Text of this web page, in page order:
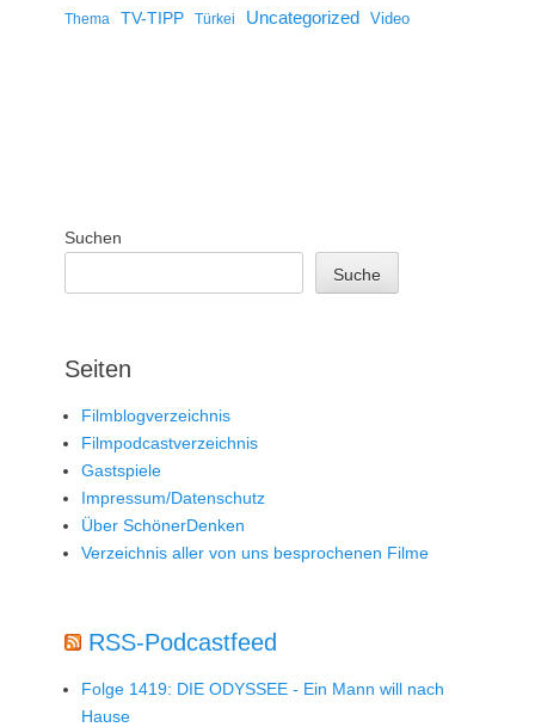
Thema TV-TIPP Türkei Uncategorized Video
Suchen
Suche
Seiten
Filmblogverzeichnis
Filmpodcastverzeichnis
Gastspiele
Impressum/Datenschutz
Über SchönerDenken
Verzeichnis aller von uns besprochenen Filme
RSS-Podcastfeed
Folge 1419: DIE ODYSSEE - Ein Mann will nach
Hause